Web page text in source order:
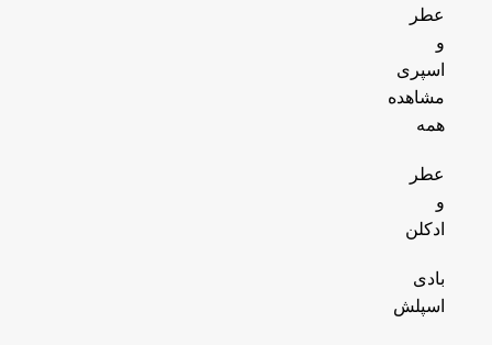
عطر
و
اسپری
مشاهده
همه
عطر
و
ادکلن
بادی
اسپلش